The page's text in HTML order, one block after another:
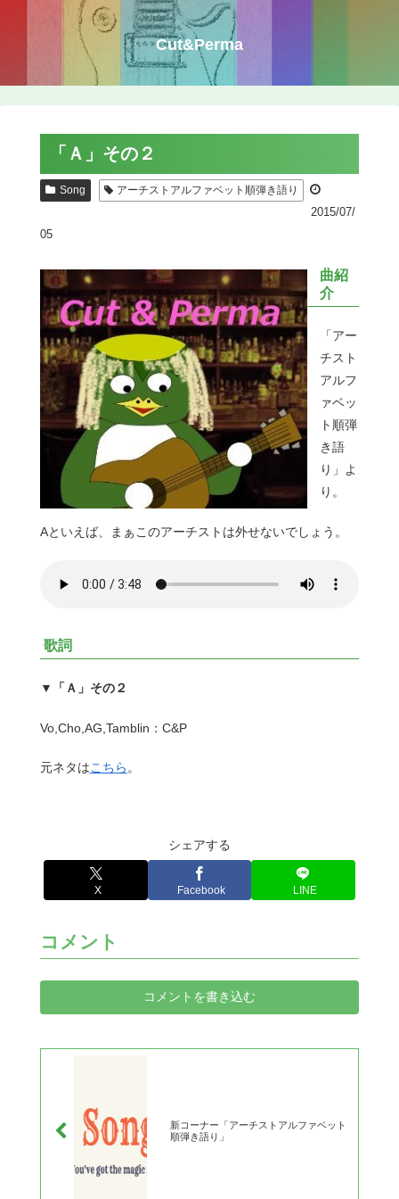
Cut&Perma
「Ａ」その２
Song アーチストアルファベット順弾き語り
2015/07/
05
曲紹
介
「アー
チスト
アルフ
ァベッ
ト順弾
き語
り」よ
り。
Aといえば、まぁこのアーチストは外せないでしょう。
歌詞
▼「Ａ」その２
Vo,Cho,AG,Tamblin：C&P
元ネタはこちら。
シェアする
X Facebook LINE
コメント
コメントを書き込む
新コーナー「アーチストアルファベット
順弾き語り」